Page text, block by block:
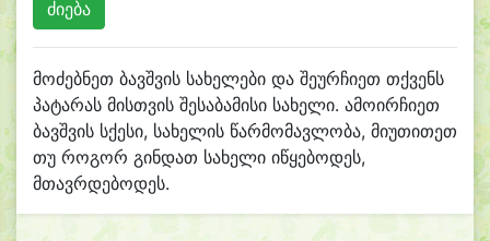
მოძებნეთ ბავშვის სახელები და შეურჩიეთ თქვენს
პატარას მისთვის შესაბამისი სახელი. ამოირჩიეთ
ბავშვის სქესი, სახელის წარმომავლობა, მიუთითეთ
თუ როგორ გინდათ სახელი იწყებოდეს,
მთავრდებოდეს.